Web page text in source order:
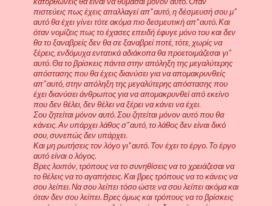
πιστεύεις πως έχεις απαλλαγεί απ” αυτό, η δέσμευσή σου μ”
αυτό θα έχει γίνει τότε ακόμα πιο δεσμευτική απ” αυτό. Και
όταν νομίζεις πως το έχασες επειδή έφυγε μόνο του και δεν
θα το ξαναβρείς δεν θα σε ξαναβρεί ποτέ, τότε, χωρίς να
ξέρεις, ενδόμυχα εντατικά αδιάκοπα θα προετοιμάζεσαι γι”
αυτό. Θα το βρίσκεις πάντα στην απόληξη της μεγαλύτερης
απόστασης που θα έχεις διανύσει για να απομακρυνθείς
απ” αυτό, στην απόληξη της μεγαλύτερης απόστασης που
έχει διανύσει άνθρωπος για να απομακρυνθεί από εκείνο
που δεν θέλει, δεν θέλει να ξέρει να κάνει να έχει.
Σου ζητείται μόνον αυτό. Σου ζητείται μόνον αυτό που θα
κάνεις. Αν υπάρχει λάθος σ” αυτό, το λάθος δεν είναι δικό
σου, συνεπώς δεν υπάρχει.
Και μη ρωτήσεις τον λόγο γι” αυτό. Τον έχει το έργο. Το έργο
αυτό είναι ο λόγος.
Βρες λοιπόν, τρόπους να το συνηθίσεις να το χρειάζεσαι να
το θέλεις να το αγαπήσεις. Και βρες τρόπους να το κάνεις να
σου λείπει. Να σου λείπει τόσο ώστε να σου λείπει ακόμα και
όταν δεν σου λείπει. Βρες όμως και τρόπους να το βρίσκεις